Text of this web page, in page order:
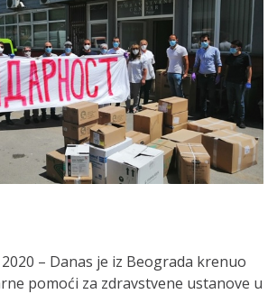
– Danas je iz Beograda krenuo
pomoći za zdravstvene ustanove u